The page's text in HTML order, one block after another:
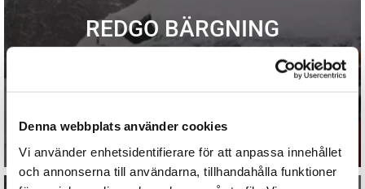
Denna webbplats använder cookies
Vi använder enhetsidentifierare för att anpassa innehållet
och annonserna till användarna, tillhandahålla funktioner
REDGO BÄRGNING